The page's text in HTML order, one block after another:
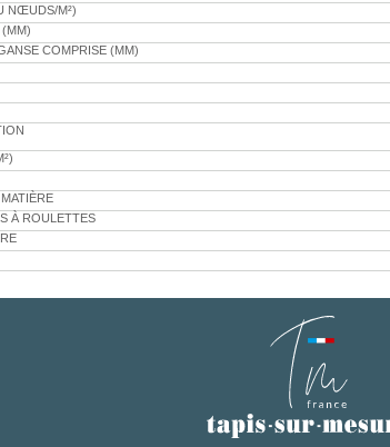
NŒUDS/M²)
(MM)
COMPRISE (MM)
À ROULETTES